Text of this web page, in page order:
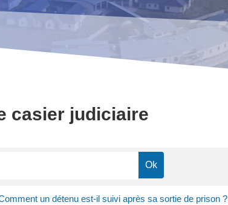
casier judiciaire
un détenu est-il suivi après sa sortie de prison ?